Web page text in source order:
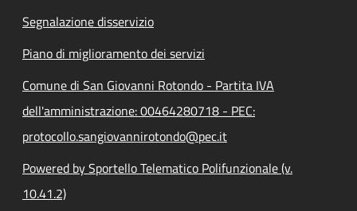
Segnalazione disservizio
Piano di miglioramento dei servizi
Comune di San Giovanni Rotondo - Partita IVA
dell'amministrazione: 00464280718 - PEC:
protocollo.sangiovannirotondo@pec.it
Powered by Sportello Telematico Polifunzionale (v.
10.41.2)